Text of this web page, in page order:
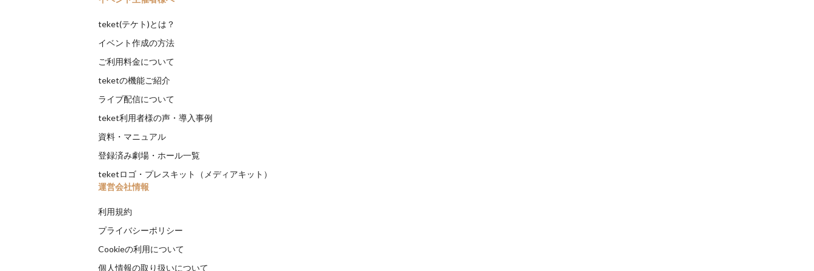
teket(テケト)とは？
イベント作成の方法
ご利用料金について
teketの機能ご紹介
ライブ配信について
teket利用者様の声・導入事例
資料・マニュアル
登録済み劇場・ホール一覧
teketロゴ・プレスキット（メディアキット）
運営会社情報
利用規約
プライバシーポリシー
Cookieの利用について
個人情報の取り扱いについて